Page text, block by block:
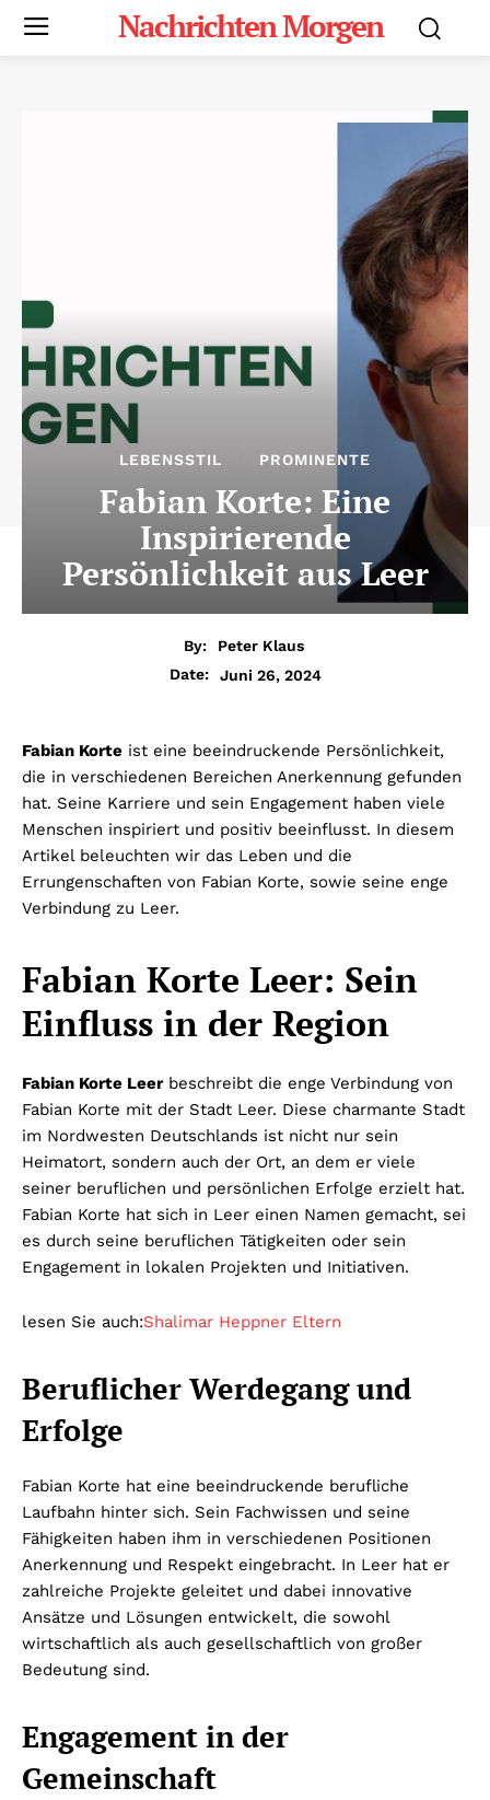
Nachrichten Morgen
LEBENSSTIL PROMINENTE
Fabian Korte: Eine
Inspirierende
Persönlichkeit aus Leer
By:
Peter Klaus
Date:
Juni 26, 2024
Fabian Korte ist eine beeindruckende Persönlichkeit,
die in verschiedenen Bereichen Anerkennung gefunden
hat. Seine Karriere und sein Engagement haben viele
Menschen inspiriert und positiv beeinflusst. In diesem
Artikel beleuchten wir das Leben und die
Errungenschaften von Fabian Korte, sowie seine enge
Verbindung zu Leer.
Fabian Korte Leer: Sein
Einfluss in der Region
Fabian Korte Leerbeschreibt die enge Verbindung von
Fabian Korte mit der Stadt Leer. Diese charmante Stadt
im Nordwesten Deutschlands ist nicht nur sein
Heimatort, sondern auch der Ort, an dem er viele
seiner beruflichen und persönlichen Erfolge erzielt hat.
Fabian Korte hat sich in Leer einen Namen gemacht, sei
es durch seine beruflichen Tätigkeiten oder sein
Engagement in lokalen Projekten und Initiativen.
lesen Sie auch:Shalimar Heppner Eltern
Beruflicher Werdegang und
Erfolge
Fabian Korte hat eine beeindruckende berufliche
Laufbahn hinter sich. Sein Fachwissen und seine
Fähigkeiten haben ihm in verschiedenen Positionen
Anerkennung und Respekt eingebracht. In Leer hat er
zahlreiche Projekte geleitet und dabei innovative
Ansätze und Lösungen entwickelt, die sowohl
wirtschaftlich als auch gesellschaftlich von großer
Bedeutung sind.
Engagement in der
Gemeinschaft